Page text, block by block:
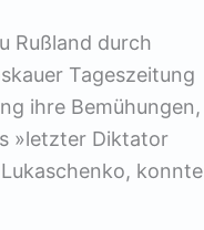
Rußland durch
Tageszeitung
ihre Bemühungen,
»letzter Diktator
konnte